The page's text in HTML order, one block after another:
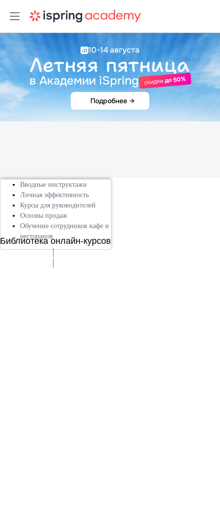
10-14 августа
Летняя пятница
в Академии iSpring скидкидо 50%
Подробнее →
Библиотека онлайн-курсов
Вводные инструктажи
Личная эффективность
Курсы для руководителей
Основы продаж
Обучение сотрудников кафе и
ресторанов